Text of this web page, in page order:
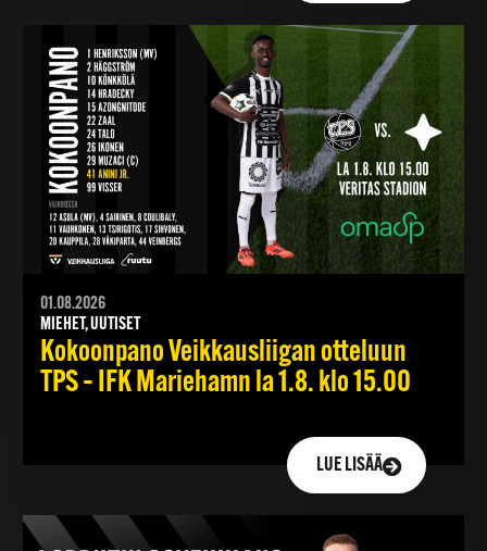
01.08.2026
MIEHET, UUTISET
Kokoonpano Veikkausliigan otteluun
TPS – IFK Mariehamn la 1.8. klo 15.00
LUE LISÄÄ